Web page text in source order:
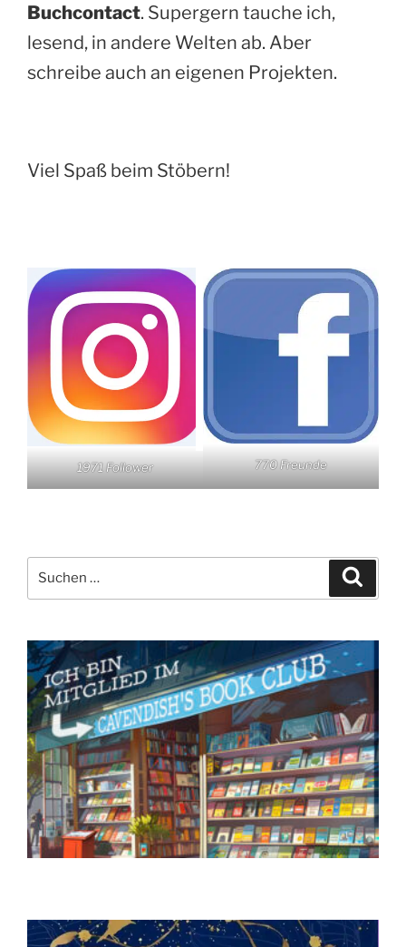
Buchcontact. Supergern tauche ich,
lesend, in andere Welten ab. Aber
schreibe auch an eigenen Projekten.
Viel Spaß beim Stöbern!
1971 Follower 770 Freunde
nach: